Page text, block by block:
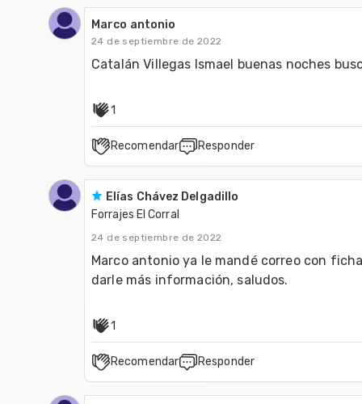
Marco antonio
24 de septiembre de 2022
Catalán Villegas Ismael buenas noches
1
Recomendar Responder
Elías Chávez Delgadillo
Forrajes El Corral
24 de septiembre de 2022
Marco antonio ya le mandé correo con
darle más información, saludos.
1
Recomendar Responder